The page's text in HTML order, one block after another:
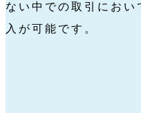
ない中での取引にお
入が可能です。